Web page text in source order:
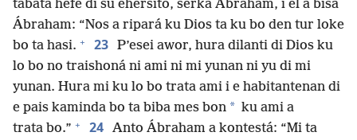
tabata hefe di su ehérsito, serka Ábraham, i el a bisa
Ábraham: “Nos a ripará ku Dios ta ku bo den tur loke
bo ta hasi. + 23 P’esei awor, hura dilanti di Dios ku
lo bo no traishoná ni ami ni mi yunan ni yu di mi
yunan. Hura mi ku lo bo trata ami i e habitantenan di
e pais kaminda bo ta biba mes bon * ku ami a
trata bo.” + 24 Anto Ábraham a kontestá: “Mi ta